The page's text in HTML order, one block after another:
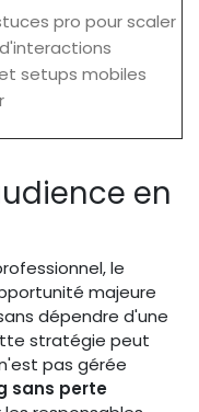
pro pour scaler
setups mobiles
en
le
majeure
dépendre d'une
stratégie peut
pas gérée
sans perte